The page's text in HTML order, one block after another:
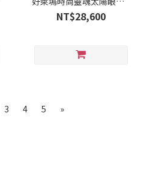
琥珀咖 BP WEXLER -
MGO
NT$28,600
3 4 5 »